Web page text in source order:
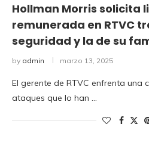
Hollman Morris solicita
remunerada en RTVC
seguridad y la de su
by admin marzo 13, 2025
El gerente de RTVC enfrenta una
ataques que lo han …